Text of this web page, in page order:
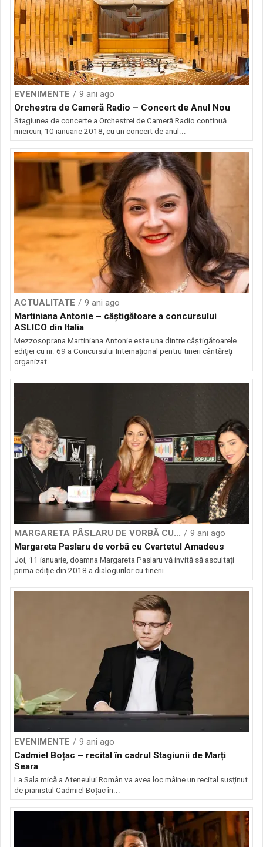
EVENIMENTE
9 ani ago
Orchestra de Cameră Radio – Concert de Anul Nou
Stagiunea de concerte a Orchestrei de Cameră Radio continuă
miercuri, 10 ianuarie 2018, cu un concert de anul...
ACTUALITATE
9 ani ago
Martiniana Antonie – câştigătoare a concursului
ASLICO din Italia
Mezzosoprana Martiniana Antonie este una dintre câştigătoarele
ediţiei cu nr. 69 a Concursului Internaţional pentru tineri cântăreţi
organizat...
MARGARETA PÂSLARU DE VORBĂ CU...
9 ani ago
Margareta Paslaru de vorbă cu Cvartetul Amadeus
Joi, 11 ianuarie, doamna Margareta Paslaru vă invită să ascultați
prima ediție din 2018 a dialogurilor cu tinerii...
EVENIMENTE
9 ani ago
Cadmiel Boțac – recital în cadrul Stagiunii de Marți
Seara
La Sala mică a Ateneului Român va avea loc mâine un recital susținut
de pianistul Cadmiel Boțac în...